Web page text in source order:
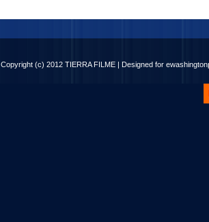
Copyright (c) 2012 TIERRA FILME | Designed for